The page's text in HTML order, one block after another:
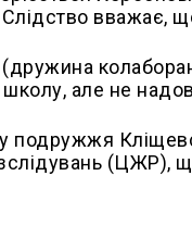
вважає,
(дружина
але не
подружжя
(ЦЖР),